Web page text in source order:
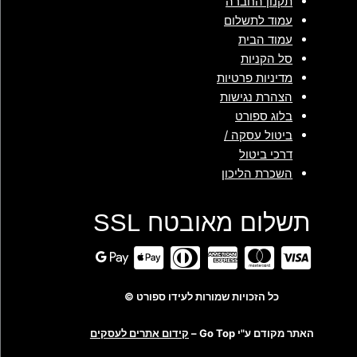
עמוד לתשלום
עמוד הבית
סל הקניות
מדיניות פרטיות
הצהרת נגישות
בלוג ספורט
ביטול עסקה /
דרכי ביטול
השכרת הליכון
תשלום מאובטח SSL
כל הזכויות שמורות לעידו ספורט ©
האתר מקודם ע"י Go Top – קידום אתרים לעסקים